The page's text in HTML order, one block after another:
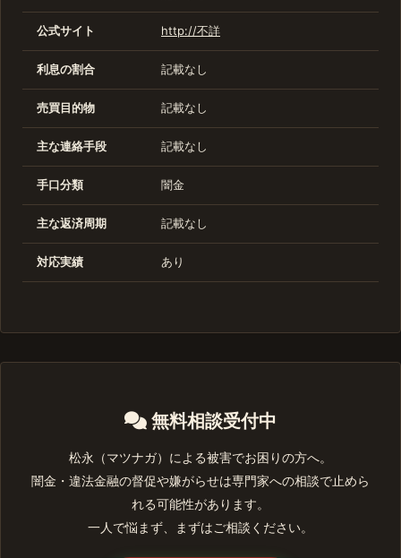
公式サイト http://不詳
利息の割合 記載なし
売買目的物 記載なし
主な連絡手段 記載なし
手口分類 闇金
主な返済周期 記載なし
対応実績 あり
無料相談受付中
松永（マツナガ）による被害でお困りの方へ。
闇金・違法金融の督促や嫌がらせは専門家への相談で止めら
れる可能性があります。
一人で悩まず、まずはご相談ください。